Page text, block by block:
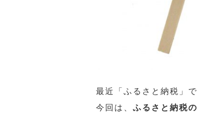
最近「ふるさと納税」
今回は、 ふるさと納税